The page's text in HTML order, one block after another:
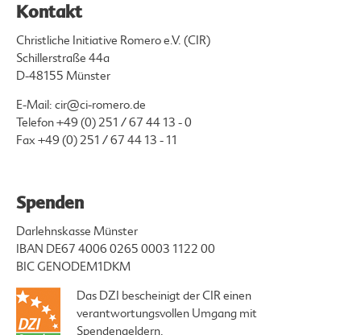
Kontakt
Christliche Initiative Romero e.V. (CIR)
Schillerstraße 44a
D-48155 Münster
E-Mail: cir@ci-romero.de
Telefon+49 (0) 251 / 67 44 13 - 0
Fax +49 (0) 251 / 67 44 13 - 11
Spenden
Darlehnskasse Münster
IBAN DE67 4006 0265 0003 1122 00
BIC GENODEM1DKM
Das DZI bescheinigt der CIR einen
verantwortungsvollen Umgang mit
Spendengeldern.